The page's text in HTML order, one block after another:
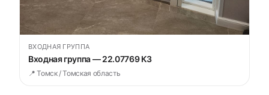
ВХОДНАЯ ГРУППА
Входная группа — 22.07769 К3
📍 Томск / Томская область